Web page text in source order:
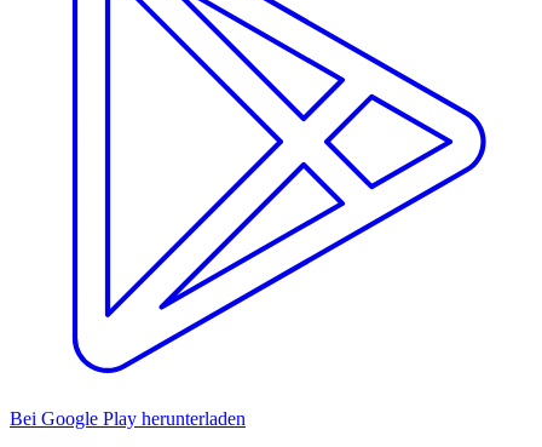
Bei Google Play herunterladen